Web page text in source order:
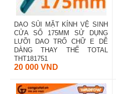
DAO SỦI MẶT KÍNH VỆ SINH
CỬA SỔ 175MM SỬ DỤNG
LƯỠI DAO TRỔ CHỮ E DỄ
DÀNG THAY THẾ TOTAL
THT181751
20 000 VND